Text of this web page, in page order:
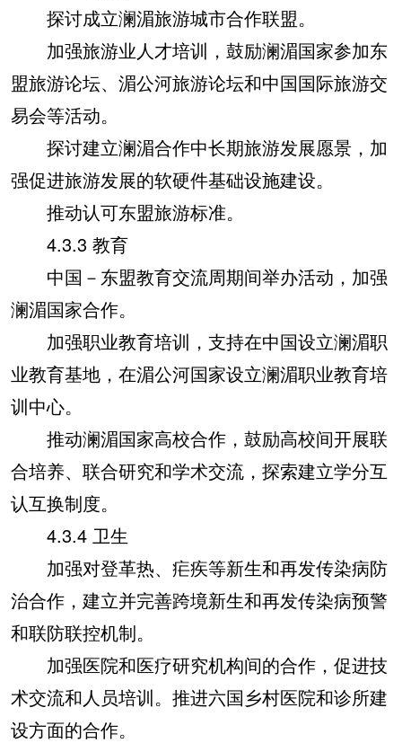
探讨成立澜湄旅游城市合作联盟。
加强旅游业人才培训，鼓励澜湄国家参加东
盟旅游论坛、湄公河旅游论坛和中国国际旅游交
易会等活动。
探讨建立澜湄合作中长期旅游发展愿景，加
强促进旅游发展的软硬件基础设施建设。
推动认可东盟旅游标准。
4.3.3 教育
中国－东盟教育交流周期间举办活动，加强
澜湄国家合作。
加强职业教育培训，支持在中国设立澜湄职
业教育基地，在湄公河国家设立澜湄职业教育培
训中心。
推动澜湄国家高校合作，鼓励高校间开展联
合培养、联合研究和学术交流，探索建立学分互
认互换制度。
4.3.4 卫生
加强对登革热、疟疾等新生和再发传染病防
治合作，建立并完善跨境新生和再发传染病预警
和联防联控机制。
加强医院和医疗研究机构间的合作，促进技
术交流和人员培训。推进六国乡村医院和诊所建
设方面的合作。